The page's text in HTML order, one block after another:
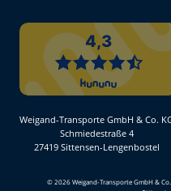
Weigand-Transporte GmbH & Co.
Schmiedestraße 4
27419 Sittensen-Lengenbostel
© 2026 Weigand-Transporte GmbH &